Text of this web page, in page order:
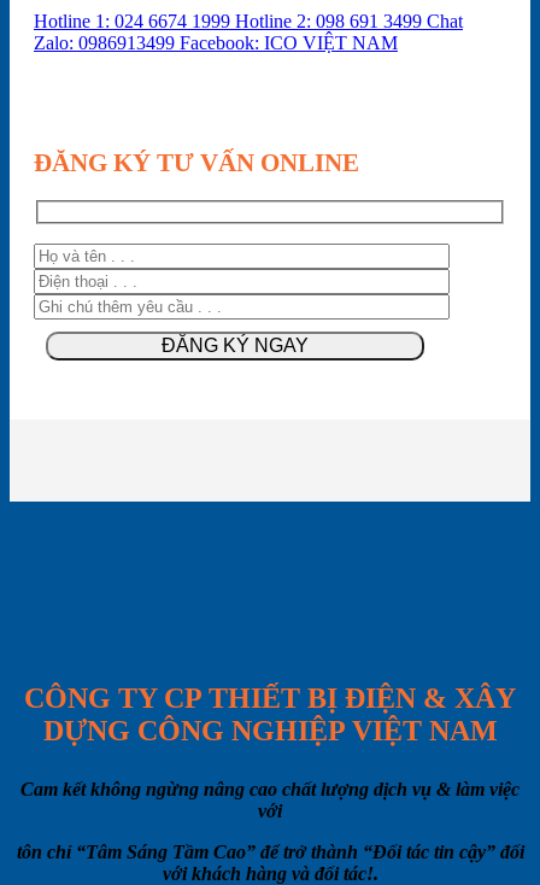
Hotline 1: 024 6674 1999 Hotline 2: 098 691 3499 Chat
Zalo: 0986913499 Facebook: ICO VIỆT NAM
ĐĂNG KÝ TƯ VẤN ONLINE
CÔNG TY CP THIẾT BỊ ĐIỆN & XÂY
DỰNG CÔNG NGHIỆP VIỆT NAM
Cam kết không ngừng nâng cao chất lượng dịch vụ & làm việc
với
tôn chỉ “Tâm Sáng Tầm Cao” để trở thành “Đối tác tin cậy” đối
với khách hàng và đối tác!.